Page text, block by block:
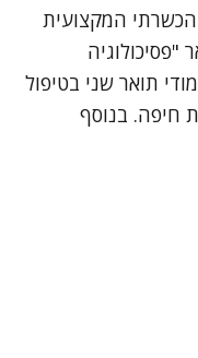
המקצועית
"פסיכולוגיה
תואר שני בטיפול
חיפה. בנוסף